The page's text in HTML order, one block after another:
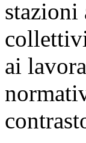
stazioni
ai